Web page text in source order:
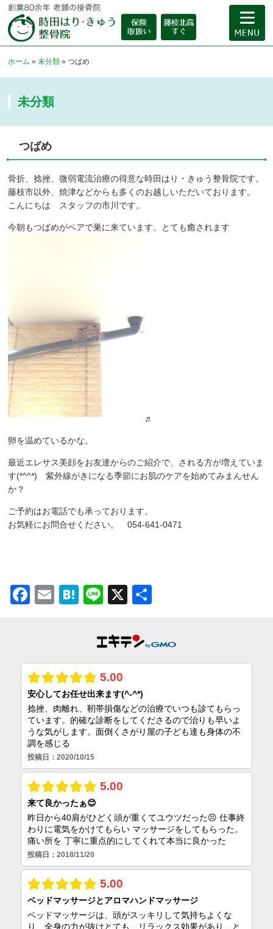
ホーム »未分類 »つばめ
未分類
つばめ
骨折、捻挫、微弱電流治療の得意な時田はり・きゅう整骨院です。
藤枝市以外、焼津などからも多くのお越しいただいております。
こんにちは スタッフの市川です。
今朝もつばめがペアで巣に来ています。とても癒されます
♬
卵を温めているかな。
最近エレサス美顔をお友達からのご紹介で、される方が増えていま
す(*^^*)
紫外線がきになる季節にお肌のケアを始めてみまんせん
か？
ご予約はお電話でも承っております。
お気軽にお問合せください。 054-641-0471
Facebook
EmailHatena
Line
X